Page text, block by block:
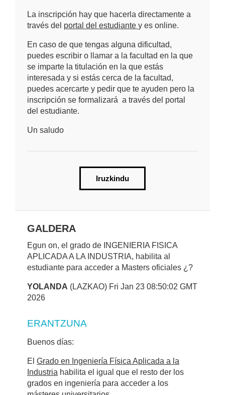
La inscripción hay que hacerla directamente a
través del portal del estudiante y es online.
En caso de que tengas alguna dificultad,
puedes escribir o llamar a la facultad en la que
se imparte la titulación en la que estás
interesada y si estás cerca de la facultad,
puedes acercarte y pedir que te ayuden pero la
inscripción se formalizará a través del portal
del estudiante.
Un saludo
Iruzkindu
GALDERA
Egun on, el grado de INGENIERIA FISICA
APLICADA A LA INDUSTRIA, habilita al
estudiante para acceder a Masters oficiales ¿?
YOLANDA (LAZKAO) Fri Jan 23 08:50:02 GMT
2026
ERANTZUNA
Buenos días:
El Grado en Ingeniería Física Aplicada a la
Industria habilita el igual que el resto der los
grados en ingeniería para acceder a los